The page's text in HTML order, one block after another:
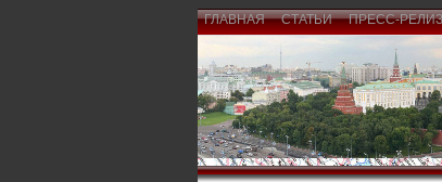
ГЛАВНАЯ СТАТЬИ ПРЕСС-